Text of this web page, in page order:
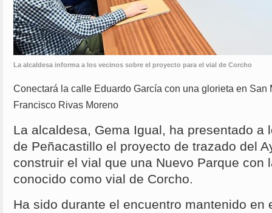
La alcaldesa informa a los vecinos sobre el proyecto para el vial de Corcho
Conectará la calle Eduardo García con una glorieta en San
Francisco Rivas Moreno
La alcaldesa, Gema Igual, ha presentado a
de Peñacastillo el proyecto de trazado del
construir el vial que una Nuevo Parque con
conocido como vial de Corcho.
Ha sido durante el encuentro mantenido en